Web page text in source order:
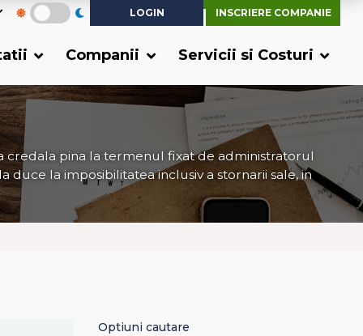
LOGIN
INSCRIERE COMPANIE
Companii Servicii si Costuri
credala pina la termenul fixat de administratorul
duce la imposibilitatea inclusiv a stornarii sale, in
Optiuni cautare